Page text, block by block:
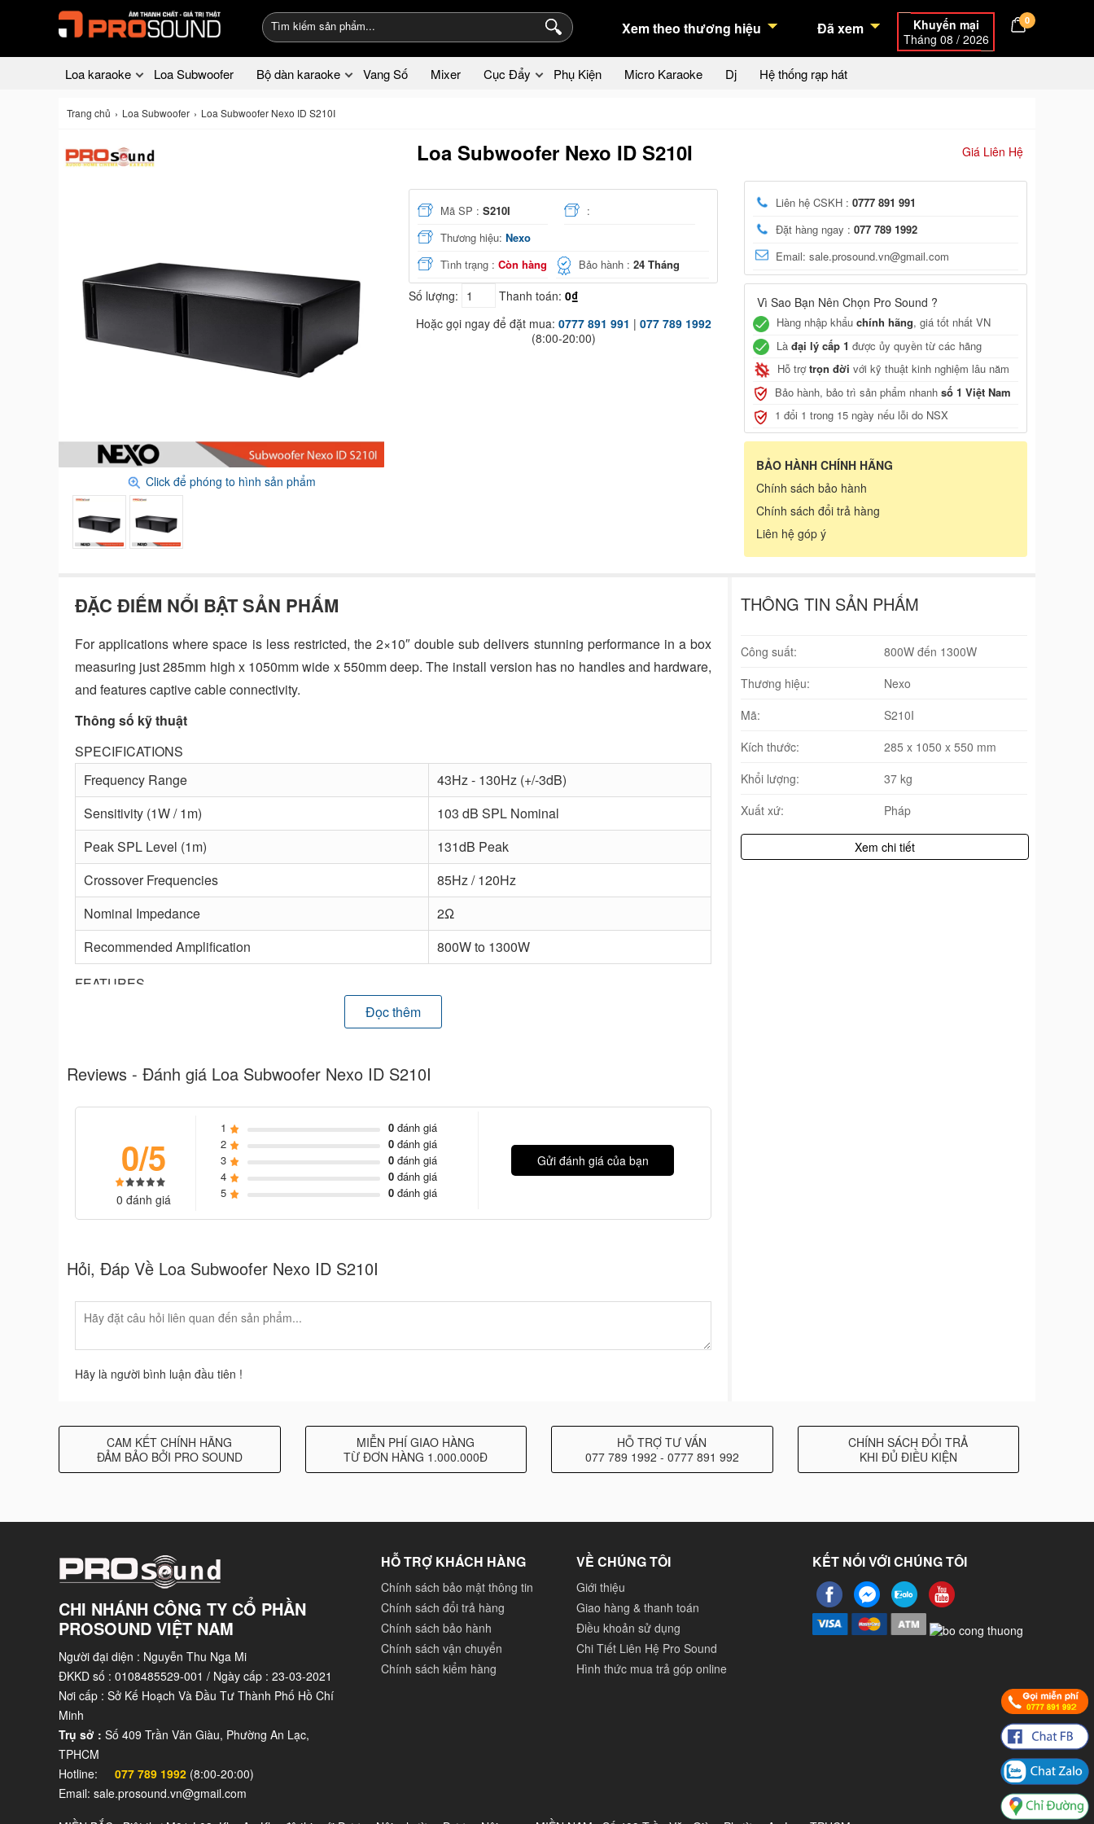
Xem theo thương hiệu Đã xem
Khuyến mại
Tháng 08 / 2026
0
Loa karaoke Loa Subwoofer Bộ dàn karaoke Vang Số Mixer Cục Đẩy Phụ Kiện Micro Karaoke Dj Hệ thống rạp hát
Trang chủ Loa Subwoofer Loa Subwoofer Nexo ID S210I
Click để phóng to hình sản phẩm
Loa Subwoofer Nexo ID S210I Giá Liên Hệ
Mã SP : S210I
:
Thương hiệu: Nexo
Tình trạng : Còn hàng Bảo hành :24 Tháng
Số lượng: Thanh toán: 0₫
Hoặc gọi ngay để đặt mua: 0777 891 991 | 077 789 1992
(8:00-20:00)
Liên hệ CSKH : 0777 891 991
Đặt hàng ngay : 077 789 1992
Email: sale.prosound.vn@gmail.com
Vì Sao Bạn Nên Chọn Pro Sound ?
Hàng nhập khẩu chính hãng, giá tốt nhất VN
Là đại lý cấp 1 được ủy quyền từ các hãng
Hỗ trợtrọn đời với kỹ thuật kinh nghiệm lâu năm
Bảo hành, bảo trì sản phẩm nhanh số 1 Việt Nam
1 đổi 1 trong 15 ngày nếu lỗi do NSX
BẢO HÀNH CHÍNH HÃNG
Chính sách bảo hành
Chính sách đổi trả hàng
Liên hệ góp ý
ĐẶC ĐIỂM NỔI BẬT SẢN PHẨM
For applications where space is less restricted, the 2×10″ double sub delivers stunning performance in a box
measuring just 285mm high x 1050mm wide x 550mm deep. The install version has no handles and hardware,
and features captive cable connectivity.
Thông số kỹ thuật
SPECIFICATIONS
Frequency Range
43Hz - 130Hz (+/-3dB)
Sensitivity (1W / 1m)
103 dB SPL Nominal
Peak SPL Level (1m)
131dB Peak
Crossover Frequencies
85Hz / 120Hz
Nominal Impedance
2Ω
Recommended Amplification
800W to 1300W
FEATURES
2x10" Long excursion
Weight
37 kg (82lbs)
Material
Finnish birch plywood
Black structured paint
Rigging
4x M6 inserts, M20 flange
Đọc thêm
Reviews - Đánh giá Loa Subwoofer Nexo ID S210I
0/5
0 đánh giá
1 0đánh giá
2
0đánh giá
3
0đánh giá
4
0đánh giá
5
0đánh giá
Gửi đánh giá của bạn
Hỏi, Đáp Về Loa Subwoofer Nexo ID S210I
Hãy là người bình luận đầu tiên !
THÔNG TIN SẢN PHẨM
Công suất:
800W đến 1300W
Thương hiệu:
Nexo
Mã:
S210I
Kích thước:
285 x 1050 x 550 mm
Khổi lượng:
37 kg
Xuất xứ:
Pháp
Xem chi tiết
CAM KẾT CHÍNH HÃNG
ĐẢM BẢO BỞI PRO SOUND
MIỄN PHÍ GIAO HÀNG
TỪ ĐƠN HÀNG 1.000.000Đ
HỖ TRỢ TƯ VẤN
077 789 1992 - 0777 891 992
CHÍNH SÁCH ĐỔI TRẢ
KHI ĐỦ ĐIỀU KIỆN
CHI NHÁNH CÔNG TY CỔ PHẦN
PROSOUND VIỆT NAM
Người đại diện : Nguyễn Thu Nga Mi
ĐKKD số : 0108485529-001 / Ngày cấp : 23-03-2021
Nơi cấp : Sở Kế Hoạch Và Đầu Tư Thành Phố Hồ Chí
Minh
Trụ sở : Số 409 Trần Văn Giàu, Phường An Lạc,
TPHCM
Hotline:
077 789 1992 (8:00-20:00)
Email: sale.prosound.vn@gmail.com
HỖ TRỢ KHÁCH HÀNG
Chính sách bảo mật thông tin
Chính sách đổi trả hàng
Chính sách bảo hành
Chính sách vận chuyển
Chính sách kiểm hàng
VỀ CHÚNG TÔI
Giới thiệu
Giao hàng & thanh toán
Điều khoản sử dụng
Chi Tiết Liên Hệ Pro Sound
Hình thức mua trả góp online
KẾT NỐI VỚI CHÚNG TÔI